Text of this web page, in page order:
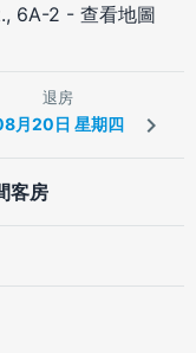
6A-2 - 查看地圖
退房
客房